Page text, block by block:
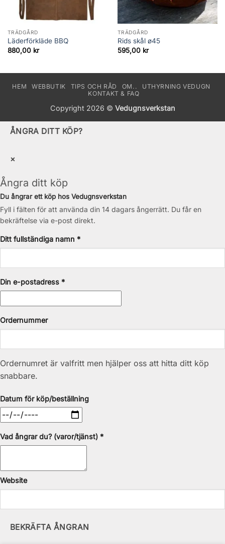
TRÄDGÅRD
Läderförkläde BBQ
880,00 kr
TRÄDGÅRD
Rids skål ø45
595,00 kr
HEM WEBBUTIK TIPS OCH RÅD OM..
UTHYRNING VEDUGN
KONTAKT & FAQ
Copyright 2026 © Vedugnsverkstan
ÅNGRA DITT KÖP?
×
Ångra ditt köp
Du ångrar ett köp hos Vedugnsverkstan
Fyll i fälten för att använda din 14 dagars ångerrätt. Du får en
bekräftelse via e-post direkt.
Ditt fullständiga namn *
Din e-postadress *
Ordernummer
Ordernumret är valfritt men hjälper oss att hitta ditt köp
snabbare.
Datum för köp/beställning
Vad ångrar du? (varor/tjänst) *
Website
BEKRÄFTA ÅNGRAN